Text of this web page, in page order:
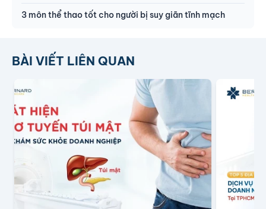
3 môn thể thao tốt cho người bị suy giãn tĩnh mạch
BÀI VIẾT LIÊN QUAN